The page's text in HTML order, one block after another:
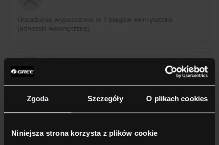
Zgoda Szczegóły O plikach cookies
Niniejsza strona korzysta z plików cookie
Urządzenie wyposażone w 7 biegów wentylatora
jednostki wewnętrznej.
3 tryby snu
(obniżenie nastaw temperatur zwiększające komfort).
Osuszanie